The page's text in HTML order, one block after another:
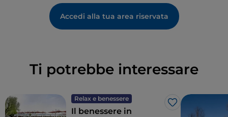
Accedi alla tua area riservata
Ti potrebbe interessare
Relax e benessere
Like
Il benessere in